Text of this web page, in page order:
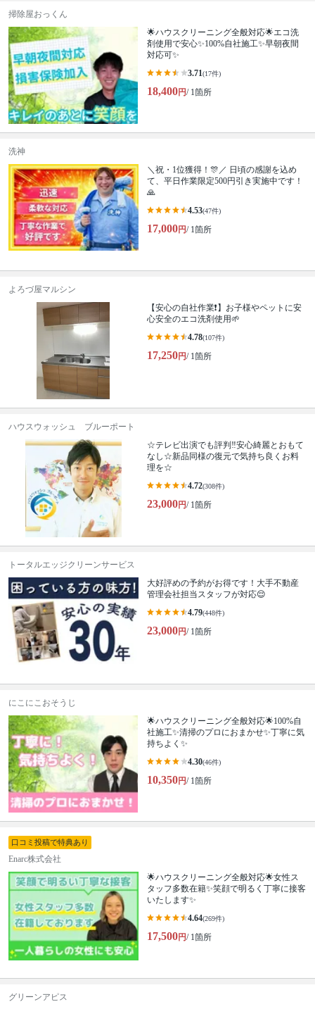
掃除屋おっくん
🌟ハウスクリーニング全般対応🌟エコ洗
剤使用で安心✨100%自社施工✨早朝夜間
対応可✨
3.71(17件)
18,400円/ 1箇所
洗神
＼祝・1位獲得！🎊／ 日頃の感謝を込め
て、平日作業限定500円引き実施中です！
🙏
4.53(47件)
17,000円/ 1箇所
よろづ屋マルシン
【安心の自社作業❗️】お子様やペットに安
心安全のエコ洗剤使用🌱
4.78(107件)
17,250円/ 1箇所
ハウスウォッシュ ブルーポート
☆テレビ出演でも評判‼安心綺麗とおもて
なし☆新品同様の復元で気持ち良くお料
理を☆
4.72(308件)
23,000円/ 1箇所
トータルエッジクリーンサービス
大好評めの予約がお得です！大手不動産
管理会社担当スタッフが対応😌
4.79(448件)
23,000円/ 1箇所
にこにこおそうじ
🌟ハウスクリーニング全般対応🌟100%自
社施工✨清掃のプロにおまかせ✨丁寧に気
持ちよく✨
4.30(46件)
10,350円/ 1箇所
口コミ投稿で特典あり
Enarc株式会社
🌟ハウスクリーニング全般対応🌟女性ス
タッフ多数在籍✨笑顔で明るく丁寧に接客
いたします✨
4.64(269件)
17,500円/ 1箇所
グリーンアピス